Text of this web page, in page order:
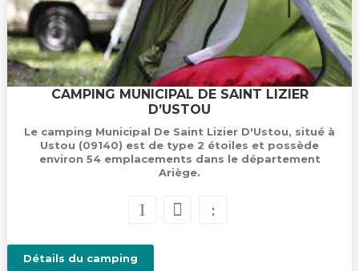
CAMPING MUNICIPAL DE SAINT LIZIER
D’USTOU
Le camping Municipal De Saint Lizier D'Ustou, situé à
Ustou (09140) est de type 2 étoiles et possède
environ 54 emplacements dans le département
Ariège.
Détails du camping